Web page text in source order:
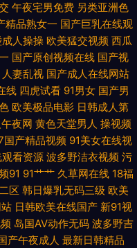
97午夜影院 超碰综合在线 韩日
人精品福利 91爱爱 99精品国产
频 天天干天操 影音先锋91伪娘
精品看国产 青青视频久久 伪娘
网 韩国三级黄色片 美女变态网
91在线观看 国产酒店自拍 久久
费看片神器 超碰97人人操 国产
午夜宅男免费 另类亚洲色
精品熟女一 国产巨乳在线观
成人操操 欧美猛交视频 西瓜
国产原创视频在线 国产视
人妻乱视 国产成人在线网站
线 四虎试看 91男女 国产男
欧美极品电影 日韩成人第
夜网 黄色天堂男人 操视频
国产精品视频 91美女在线视
看资源 波多野洁衣视频 污
91 91艹艹 久草网在线 18福
区 韩日爆乳无码三级 欧美
日韩欧美在线国产 新91视
岛国AV动作无码 波多野吉
产午夜成人 最新日韩精品